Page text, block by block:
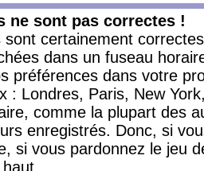
ne sont pas correctes !
sont certainement
dans un fuseau
préférences dans votre
: Londres, Paris, New
comme la plupart des
enregistrés. Donc, si
si vous pardonnez le jeu
haut